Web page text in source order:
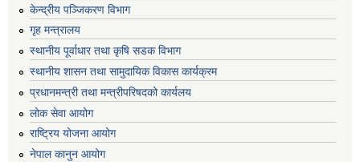
केन्द्रीय पञ्जिकरण विभाग
गृह मन्त्रालय
स्थानीय पूर्वाधार तथा कृषि सडक विभाग
स्थानीय शासन तथा सामुदायिक विकास कार्यक्रम
प्रधानमन्त्री तथा मन्त्रीपरिषदको कार्यलय
लोक सेवा आयोग
राष्ट्रिय योजना आयोग
नेपाल कानुन आयोग